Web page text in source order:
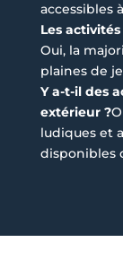
accessibles
Les
Oui, la
plaines de
Y a-t-il des
extérieur ?
ludiques et
disponibles